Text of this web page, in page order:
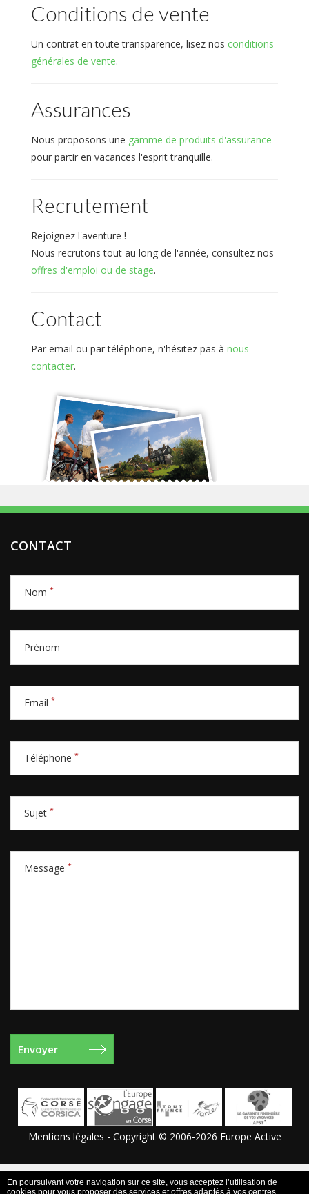
Conditions de vente
Un contrat en toute transparence, lisez nos conditions
générales de vente.
Assurances
Nous proposons une gamme de produits d'assurance
pour partir en vacances l'esprit tranquille.
Recrutement
Rejoignez l'aventure !
Nous recrutons tout au long de l'année, consultez nos
offres d'emploi ou de stage.
Contact
Par email ou par téléphone, n'hésitez pas à nous
contacter.
En poursuivant votre navigation sur ce site, vous acceptez l’utilisation de
cookies pour vous proposer des services et offres adaptés à vos centres
CONTACT
Nom *
Prénom
Email *
Téléphone *
Sujet *
Message *
Mentions légales - Copyright © 2006-2026 Europe Active